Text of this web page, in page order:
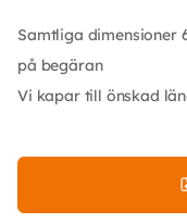
Samtliga dimensioner
på begäran
Vi kapar till önskad